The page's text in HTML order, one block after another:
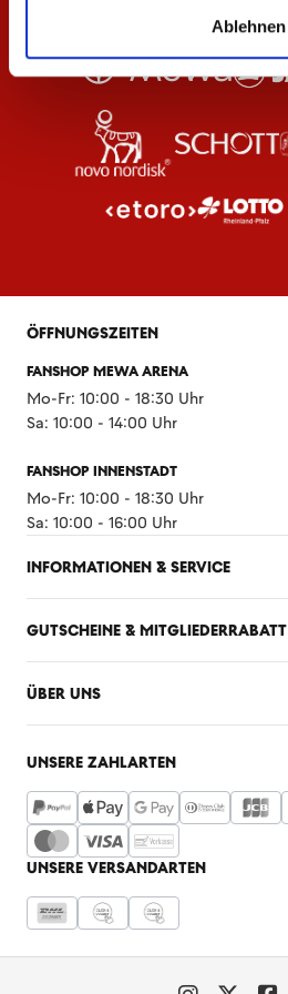
Ablehnen
ÖFFNUNGSZEITEN
FANSHOP MEWA ARENA
Mo-Fr: 10:00 - 18:30 Uhr
Sa: 10:00 - 14:00 Uhr
FANSHOP INNENSTADT
Mo-Fr: 10:00 - 18:30 Uhr
Sa: 10:00 - 16:00 Uhr
INFORMATIONEN & SERVICE
GUTSCHEINE & MITGLIEDERRABATT
ÜBER UNS
UNSERE ZAHLARTEN
UNSERE VERSANDARTEN